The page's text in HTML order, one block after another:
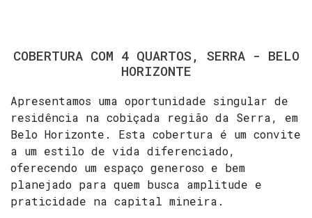
COBERTURA COM 4 QUARTOS, SERRA - BELO
HORIZONTE
Apresentamos uma oportunidade singular de
residência na cobiçada região da Serra, em
Belo Horizonte. Esta cobertura é um convite
a um estilo de vida diferenciado,
oferecendo um espaço generoso e bem
planejado para quem busca amplitude e
praticidade na capital mineira.